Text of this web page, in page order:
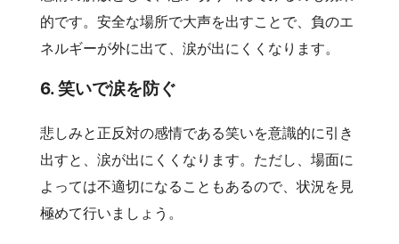
的です。安全な場所で大声を出すことで、負のエ
ネルギーが外に出て、涙が出にくくなります。
6. 笑いで涙を防ぐ
悲しみと正反対の感情である笑いを意識的に引き
出すと、涙が出にくくなります。ただし、場面に
よっては不適切になることもあるので、状況を見
極めて行いましょう。